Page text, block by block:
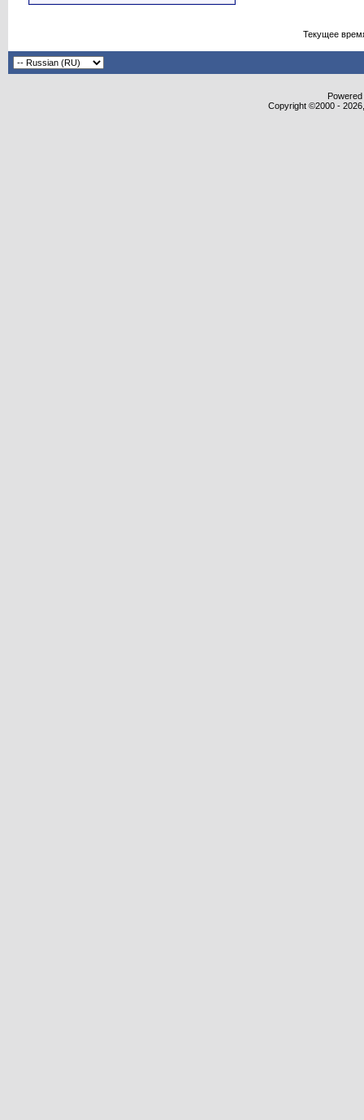
Текущее
Copyright ©2000 -